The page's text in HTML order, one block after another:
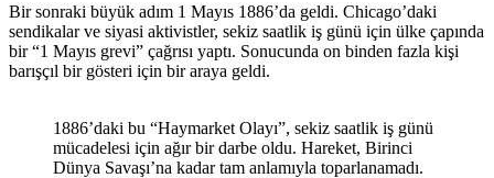
Bir sonraki büyük adım 1 Mayıs 1886’da geldi. Chicago’daki
sendikalar ve siyasi aktivistler, sekiz saatlik iş günü için ülke çapında
bir “1 Mayıs grevi” çağrısı yaptı. Sonucunda on binden fazla kişi
barışçıl bir gösteri için bir araya geldi.
1886’daki bu “Haymarket Olayı”, sekiz saatlik iş günü
mücadelesi için ağır bir darbe oldu. Hareket, Birinci
Dünya Savaşı’na kadar tam anlamıyla toparlanamadı.